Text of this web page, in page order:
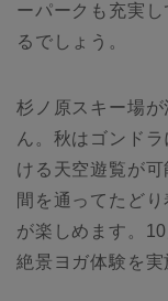
ーパークも充実
るでしょう。
杉ノ原スキー場
ん。秋はゴンド
ける天空遊覧が
間を通ってたど
が楽しめます。
絶景ヨガ体験を実